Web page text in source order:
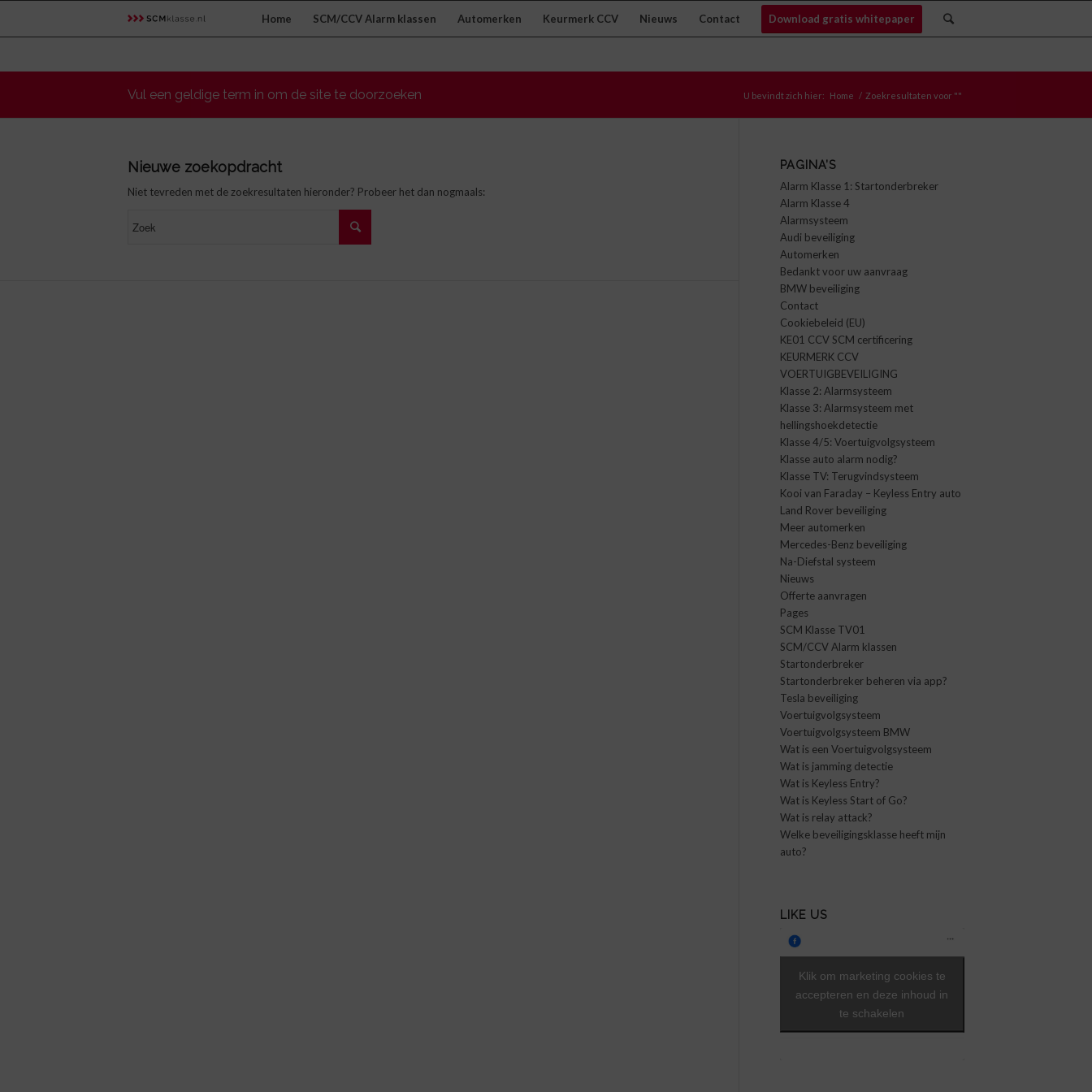
Home SCM/CCV Alarm klassen Automerken Keurmerk CCV Nieuws Contact Download gratis whitepaper
Vul een geldige term in om de site te doorzoeken U bevindt zich hier: Home / Zoekresultaten voor ""
Nieuwe zoekopdracht
Niet tevreden met de zoekresultaten hieronder? Probeer het dan nogmaals:
PAGINA’S
Alarm Klasse 1: Startonderbreker
Alarm Klasse 4
Alarmsysteem
Audi beveiliging
Automerken
Bedankt voor uw aanvraag
BMW beveiliging
Contact
Cookiebeleid (EU)
KE01 CCV SCM certificering
KEURMERK CCV
VOERTUIGBEVEILIGING
Klasse 2: Alarmsysteem
Klasse 3: Alarmsysteem met
hellingshoekdetectie
Klasse 4/5: Voertuigvolgsysteem
Klasse auto alarm nodig?
Klasse TV: Terugvindsysteem
Kooi van Faraday – Keyless Entry auto
Land Rover beveiliging
Meer automerken
Mercedes-Benz beveiliging
Na-Diefstal systeem
Nieuws
Offerte aanvragen
Pages
SCM Klasse TV01
SCM/CCV Alarm klassen
Startonderbreker
Startonderbreker beheren via app?
Tesla beveiliging
Voertuigvolgsysteem
Voertuigvolgsysteem BMW
Wat is een Voertuigvolgsysteem
Wat is jamming detectie
Wat is Keyless Entry?
Wat is Keyless Start of Go?
Wat is relay attack?
Welke beveiligingsklasse heeft mijn
auto?
LIKE US
Klik om marketing cookies te
accepteren en deze inhoud in
te schakelen